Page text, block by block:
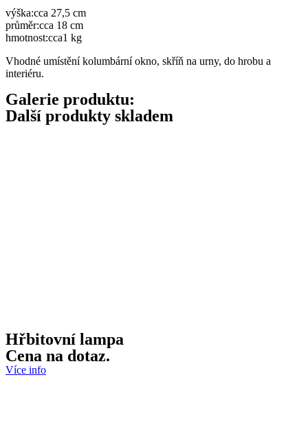
výška:cca 27,5 cm
průměr:cca 18 cm
hmotnost:cca1 kg
Vhodné umístění kolumbární okno, skříň na urny, do hrobu a
interiéru.
Galerie produktu:
Další produkty skladem
Hřbitovní lampa
Cena na dotaz.
Více info